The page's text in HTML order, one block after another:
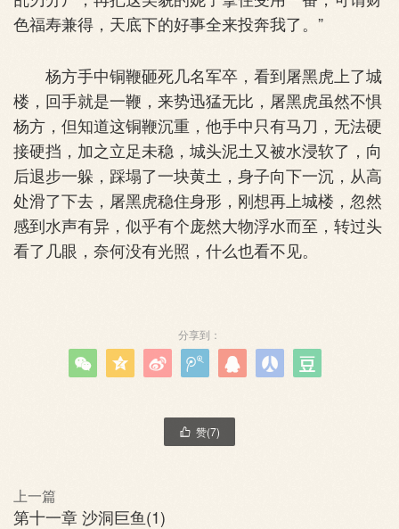
色福寿兼得，天底下的好事全来投奔我了。”
杨方手中铜鞭砸死几名军卒，看到屠黑虎上了城
楼，回手就是一鞭，来势迅猛无比，屠黑虎虽然不惧
杨方，但知道这铜鞭沉重，他手中只有马刀，无法硬
接硬挡，加之立足未稳，城头泥土又被水浸软了，向
后退步一躲，踩塌了一块黄土，身子向下一沉，从高
处滑了下去，屠黑虎稳住身形，刚想再上城楼，忽然
感到水声有异，似乎有个庞然大物浮水而至，转过头
看了几眼，奈何没有光照，什么也看不见。
分享到：
      
 赞(7)
上一篇
第十一章 沙洞巨鱼(1)